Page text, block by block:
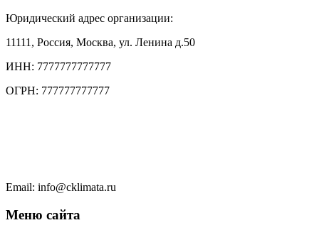
Юридический адрес организации:
11111, Россия, Москва, ул. Ленина д.50
ИНН: 7777777777777
ОГРН: 777777777777
Email: info@cklimata.ru
Меню сайта